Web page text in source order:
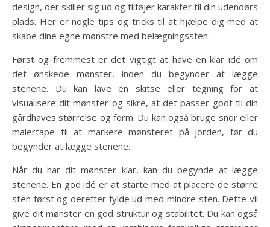
design, der skiller sig ud og tilføjer karakter til din udendørs
plads. Her er nogle tips og tricks til at hjælpe dig med at
skabe dine egne mønstre med belægningssten.
Først og fremmest er det vigtigt at have en klar idé om
det ønskede mønster, inden du begynder at lægge
stenene. Du kan lave en skitse eller tegning for at
visualisere dit mønster og sikre, at det passer godt til din
gårdhaves størrelse og form. Du kan også bruge snor eller
malertape til at markere mønsteret på jorden, før du
begynder at lægge stenene.
Når du har dit mønster klar, kan du begynde at lægge
stenene. En god idé er at starte med at placere de større
sten først og derefter fylde ud med mindre sten. Dette vil
give dit mønster en god struktur og stabilitet. Du kan også